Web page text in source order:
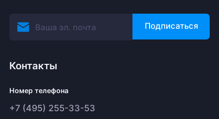
Подписаться
Контакты
Номер телефона
+7 (495) 255-33-53